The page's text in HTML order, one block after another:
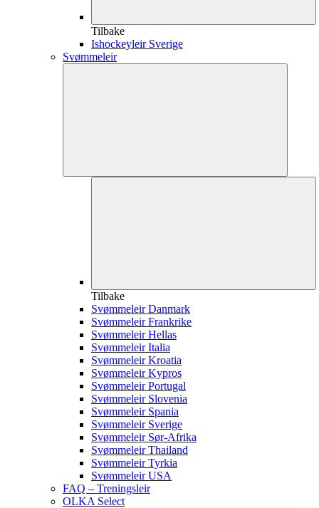
Tilbake
Ishockeyleir Sverige
Svømmeleir
Tilbake
Svømmeleir Danmark
Svømmeleir Frankrike
Svømmeleir Hellas
Svømmeleir Italia
Svømmeleir Kroatia
Svømmeleir Kypros
Svømmeleir Portugal
Svømmeleir Slovenia
Svømmeleir Spania
Svømmeleir Sverige
Svømmeleir Sør-Afrika
Svømmeleir Thailand
Svømmeleir Tyrkia
Svømmeleir USA
FAQ – Treningsleir
OLKA Select